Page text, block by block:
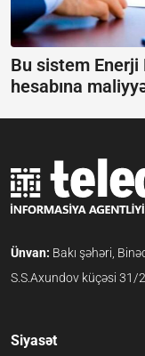
Bu sistem
hesabına
Ünvan: Bakı şəhəri,
S.S.Axundov küçəsi 31/
Siyasət